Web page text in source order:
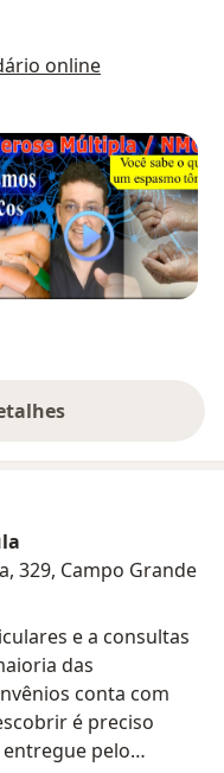
online
a experiência
329, Campo Grande
e a consultas
das
conta com
é preciso
pelo